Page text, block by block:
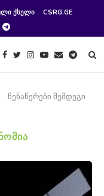
ᲥᲡᲔᲚᲘ CSRG.GE
ჩენაწერები შემდეგი